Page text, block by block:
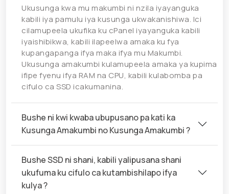
Ukusunga kwa mu makumbi ni nzila iyayanguka
kabili iya pamulu iya kusunga ukwakanishiwa. Ici
cilamupeela ukufika ku cPanel iyayanguka kabili
iyaishibikwa, kabili ilapeelwa amaka ku fya
kupangapanga ifya maka ifya mu Makumbi.
Ukusunga amakumbi kulamupeela amaka ya kupima
ifipe fyenu ifya RAM na CPU, kabili kulabomba pa
cifulo ca SSD icakumanina.
Bushe ni kwi kwaba ubupusano pa kati ka
Kusunga Amakumbi no Kusunga Amakumbi ?
Bushe SSD ni shani, kabili yalipusana shani
ukufuma ku cifulo ca kutambishilapo ifya
kulya ?